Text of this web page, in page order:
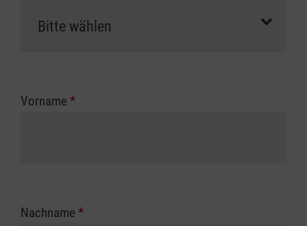
Vorname *
Nachname *